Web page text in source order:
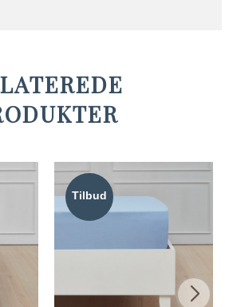
Tilbud